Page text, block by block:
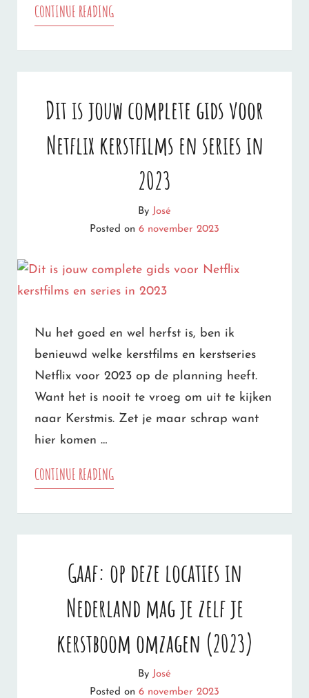
CONTINUE READINGMET
SCOOR
JE
GEGARANDEERD
Dit is jouw complete gids voor
Netflix kerstfilms en series in
2023
By José
Posted on 6 november 2023
Nu het goed en wel herfst is, ben ik
benieuwd welke kerstfilms en kerstseries
Netflix voor 2023 op de planning heeft.
Want het is nooit te vroeg om uit te kijken
naar Kerstmis. Zet je maar schrap want
hier komen …
CONTINUE READINGDIT
GIDS
VOOR
KERSTFILMS
EN
Gaaf: op deze locaties in
Nederland mag je zelf je
kerstboom omzagen (2023)
By José
Posted on 6 november 2023